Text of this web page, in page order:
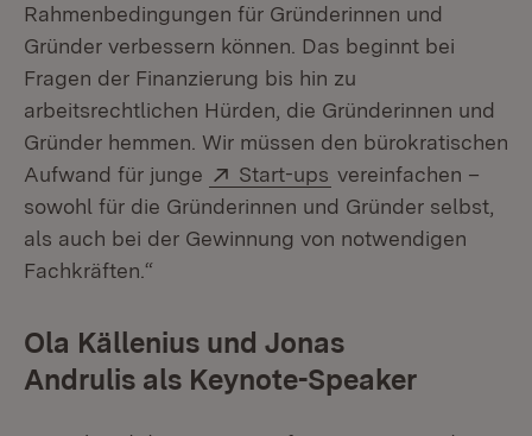
Rahmenbedingungen für Gründerinnen und
Gründer verbessern können. Das beginnt bei
Fragen der Finanzierung bis hin zu
arbeitsrechtlichen Hürden, die Gründerinnen und
Gründer hemmen. Wir müssen den bürokratischen
Aufwand für junge
Extern:
Start-ups (Öffnet in neuem
vereinfachen –
sowohl für die Gründerinnen und Gründer selbst,
als auch bei der Gewinnung von notwendigen
Fachkräften.“
Ola Källenius und Jonas
Andrulis als Keynote-Speaker